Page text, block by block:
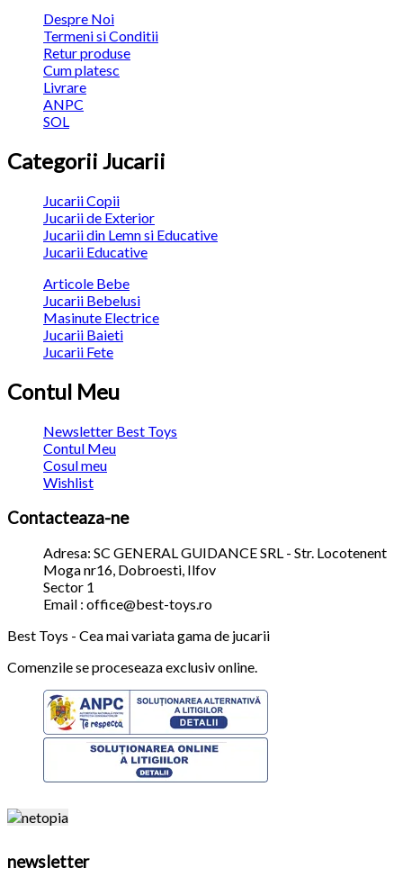
Despre Noi
Termeni si Conditii
Retur produse
Cum platesc
Livrare
ANPC
SOL
Categorii Jucarii
Jucarii Copii
Jucarii de Exterior
Jucarii din Lemn si Educative
Jucarii Educative
Articole Bebe
Jucarii Bebelusi
Masinute Electrice
Jucarii Baieti
Jucarii Fete
Contul Meu
Newsletter Best Toys
Contul Meu
Cosul meu
Wishlist
Contacteaza-ne
Adresa: SC GENERAL GUIDANCE SRL - Str. Locotenent
Moga nr16, Dobroesti, Ilfov
Sector 1
Email : office@best-toys.ro
Best Toys - Cea mai variata gama de jucarii
Comenzile se proceseaza exclusiv online.
newsletter